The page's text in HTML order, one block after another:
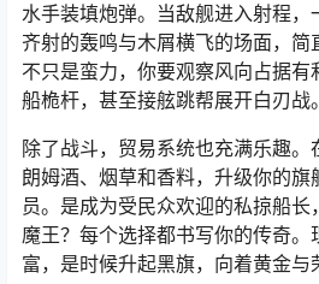
水手装填炮弹。当敌舰进入射程，
齐射的轰鸣与木屑横飞的场面，简
不只是蛮力，你要观察风向占据
船桅杆，甚至接舷跳帮展开白刃战。
除了战斗，贸易系统也充满乐趣
朗姆酒、烟草和香料，升级你的
员。是成为受民众欢迎的私掠船
魔王？每个选择都书写你的传奇。
富，是时候升起黑旗，向着黄金与